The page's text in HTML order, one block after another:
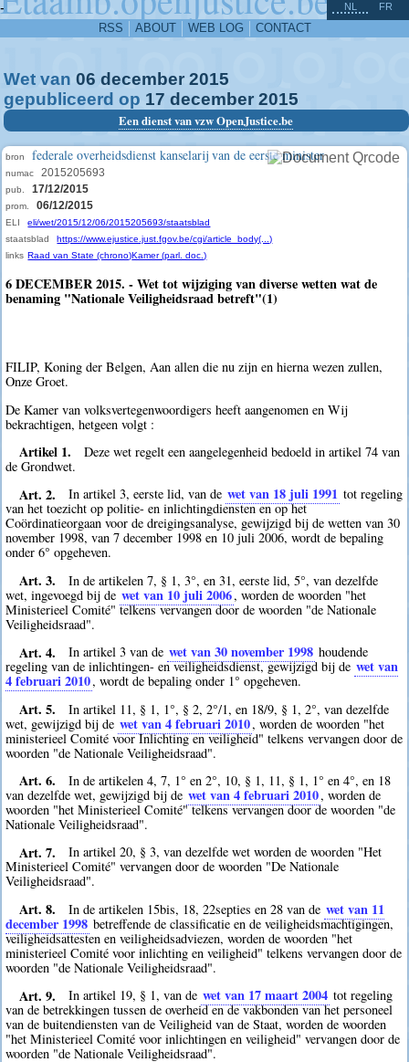
-
RSS ABOUT WEB LOG CONTACT
NL FR
Wet van 06 december 2015
gepubliceerd op 17 december 2015
Een dienst van vzw OpenJustice.be
bron federale overheidsdienst kanselarij van de eerste minister
numac 2015205693
pub. 17/12/2015
prom. 06/12/2015
ELI
eli/wet/2015/12/06/2015205693/staatsblad
staatsblad
https://www.ejustice.just.fgov.be/cgi/article_body(...)
links Raad van State (chrono)Kamer (parl. doc.)
6 DECEMBER 2015. - Wet tot wijziging van diverse wetten wat de
benaming "Nationale Veiligheidsraad betreft"(1)
FILIP, Koning der Belgen, Aan allen die nu zijn en hierna wezen zullen,
Onze Groet.
De Kamer van volksvertegenwoordigers heeft aangenomen en Wij
bekrachtigen, hetgeen volgt :
Artikel 1.
Deze wet regelt een aangelegenheid bedoeld in artikel 74 van
de Grondwet.
Art. 2. In artikel 3, eerste lid, van de wet van 18 juli 1991 tot regeling
van het toezicht op politie- en inlichtingdiensten en op het
Coördinatieorgaan voor de dreigingsanalyse, gewijzigd bij de wetten van 30
november 1998, van 7 december 1998 en 10 juli 2006, wordt de bepaling
onder 6° opgeheven.
Art. 3.
In de artikelen 7, § 1, 3°, en 31, eerste lid, 5°, van dezelfde
wet, ingevoegd bij de wet van 10 juli 2006, worden de woorden "het
Ministerieel Comité" telkens vervangen door de woorden "de Nationale
Veiligheidsraad".
Art. 4. In artikel 3 van de wet van 30 november 1998 houdende
regeling van de inlichtingen- en veiligheidsdienst, gewijzigd bij de wet van
4 februari 2010, wordt de bepaling onder 1° opgeheven.
Art. 5.
In artikel 11, § 1, 1°, § 2, 2°/1, en 18/9, § 1, 2°, van dezelfde
wet, gewijzigd bij de wet van 4 februari 2010, worden de woorden "het
ministerieel Comité voor Inlichting en veiligheid" telkens vervangen door de
woorden "de Nationale Veiligheidsraad".
Art. 6.
In de artikelen 4, 7, 1° en 2°, 10, § 1, 11, § 1, 1° en 4°, en 18
van dezelfde wet, gewijzigd bij de wet van 4 februari 2010, worden de
woorden "het Ministerieel Comité" telkens vervangen door de woorden "de
Nationale Veiligheidsraad".
Art. 7.
In artikel 20, § 3, van dezelfde wet worden de woorden "Het
Ministerieel Comité" vervangen door de woorden "De Nationale
Veiligheidsraad".
Art. 8. In de artikelen 15bis, 18, 22septies en 28 van de wet van 11
december 1998 betreffende de classificatie en de veiligheidsmachtigingen,
veiligheidsattesten en veiligheidsadviezen, worden de woorden "het
ministerieel Comité voor inlichting en veiligheid" telkens vervangen door de
woorden "de Nationale Veiligheidsraad".
Art. 9. In artikel 19, § 1, van de wet van 17 maart 2004 tot regeling
van de betrekkingen tussen de overheid en de vakbonden van het personeel
van de buitendiensten van de Veiligheid van de Staat, worden de woorden
"het Ministerieel Comité voor inlichtingen en veiligheid" vervangen door de
woorden "de Nationale Veiligheidsraad".
^